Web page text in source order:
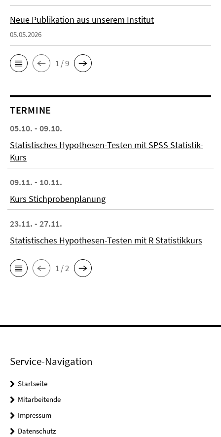
Neue Publikation aus unserem Institut
05.05.2026
1 / 9
TERMINE
05.10. - 09.10.
Statistisches Hypothesen-Testen mit SPSS Statistik-
Kurs
09.11. - 10.11.
Kurs Stichprobenplanung
23.11. - 27.11.
Statistisches Hypothesen-Testen mit R Statistikkurs
1 / 2
Service-Navigation
Startseite
Mitarbeitende
Impressum
Datenschutz